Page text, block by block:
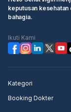
keputusan kesehatan
bahagia.
Ikuti Kami
Kategori
Booking Dokter